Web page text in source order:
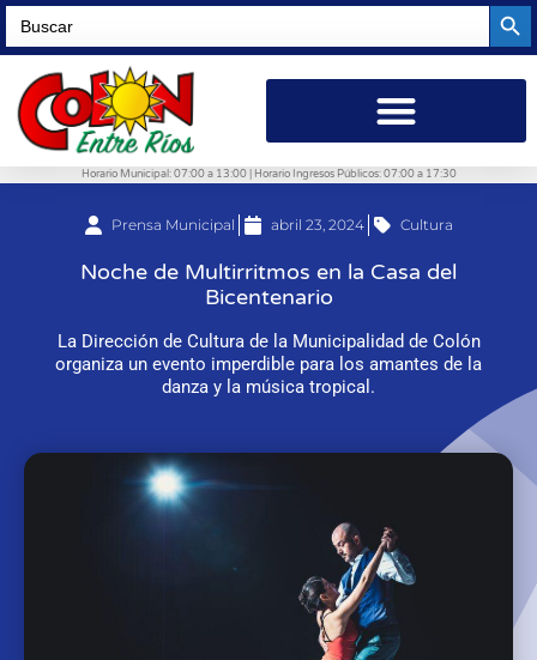
Search
for:
Horario Municipal: 07:00 a 13:00 | Horario Ingresos Públicos: 07:00 a 17:30
Prensa Municipal abril 23, 2024 Cultura
Noche de Multirritmos en la Casa del
Bicentenario
La Dirección de Cultura de la Municipalidad de Colón
organiza un evento imperdible para los amantes de la
danza y la música tropical.